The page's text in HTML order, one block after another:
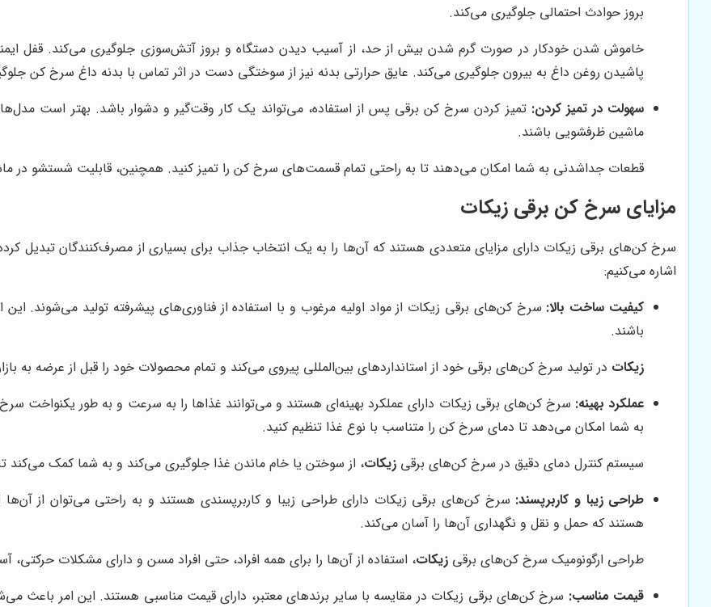
بروز حوادث احتمالی جلوگیری می‌کند.
خاموش شدن خودکار در صورت گرم شدن بیش از حد، از آسیب دیدن دستگاه و بروز آتش‌سوزی جلوگیری می‌کند. قفل
پاشیدن روغن داغ به بیرون جلوگیری می‌کند. عایق حرارتی بدنه نیز از سوختگی دست در اثر تماس با بدنه داغ سرخ کن
سهولت در تمیز کردن: تمیز کردن سرخ کن برقی پس از استفاده، می‌تواند یک کار وقت‌گیر و دشوار باشد. بهتر است
ماشین ظرفشویی باشند.
قطعات جداشدنی به شما امکان می‌دهند تا به راحتی تمام قسمت‌های سرخ کن را تمیز کنید. همچنین، قابلیت شستشو در
مزایای سرخ کن برقی زیکات
سرخ کن‌های برقی زیکات دارای مزایای متعددی هستند که آن‌ها را به یک انتخاب جذاب برای بسیاری از مصرف‌کنندگان تبدیل
اشاره می‌کنیم:
کیفیت ساخت بالا: سرخ کن‌های برقی زیکات از مواد اولیه مرغوب و با استفاده از فناوری‌های پیشرفته تولید می‌شوند.
باشند.
زیکات در تولید سرخ کن‌های برقی خود از استانداردهای بین‌المللی پیروی می‌کند و تمام محصولات خود را قبل از عرضه به
عملکرد بهینه: سرخ کن‌های برقی زیکات دارای عملکرد بهینه‌ای هستند و می‌توانند غذاها را به سرعت و به طور یکنواخت
به شما امکان می‌دهد تا دمای سرخ کن را متناسب با نوع غذا تنظیم کنید.
سیستم کنترل دمای دقیق در سرخ کن‌های برقی زیکات، از سوختن یا خام ماندن غذا جلوگیری می‌کند و به شما کمک می‌کند
طراحی زیبا و کاربرپسند: سرخ کن‌های برقی زیکات دارای طراحی زیبا و کاربرپسندی هستند و به راحتی می‌توان از
هستند که حمل و نقل و نگهداری آن‌ها را آسان می‌کند.
طراحی ارگونومیک سرخ کن‌های برقی زیکات، استفاده از آن‌ها را برای همه افراد، حتی افراد مسن و دارای مشکلات حرکتی،
قیمت مناسب: سرخ کن‌های برقی زیکات در مقایسه با سایر برندهای معتبر، دارای قیمت مناسبی هستند. این امر باعث